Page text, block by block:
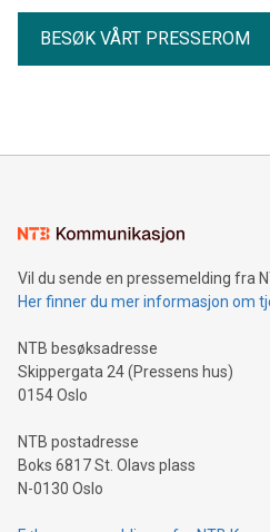
BESØK VÅRT PRESSEROM
Vil du sende en pressemelding fra
Her finner du mer informasjon om
NTB besøksadresse
Skippergata 24 (Pressens hus)
0154 Oslo
NTB postadresse
Boks 6817 St. Olavs plass
N-0130 Oslo